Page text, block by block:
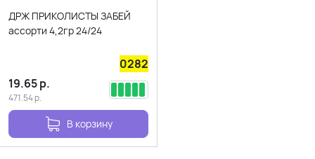
ДРЖ ПРИКОЛИСТЫ ЗАБЕЙ
ассорти 4,2гр 24/24
0282
19.65р.
471.54р.
В корзину